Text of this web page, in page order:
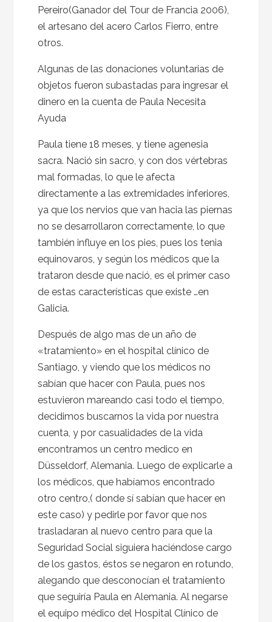
Pereiro(Ganador del Tour de Francia 2006),
el artesano del acero Carlos Fierro, entre
otros.
Algunas de las donaciones voluntarias de
objetos fueron subastadas para ingresar el
dinero en la cuenta de Paula Necesita
Ayuda
Paula tiene 18 meses, y tiene agenesia
sacra. Nació sin sacro, y con dos vértebras
mal formadas, lo que le afecta
directamente a las extremidades inferiores,
ya que los nervios que van hacia las piernas
no se desarrollaron correctamente, lo que
también influye en los pies, pues los tenia
equinovaros, y según los médicos que la
trataron desde que nació, es el primer caso
de estas características que existe …en
Galicia.
Después de algo mas de un año de
«tratamiento» en el hospital clínico de
Santiago, y viendo que los médicos no
sabían que hacer con Paula, pues nos
estuvieron mareando casi todo el tiempo,
decidimos buscarnos la vida por nuestra
cuenta, y por casualidades de la vida
encontramos un centro medico en
Düsseldorf, Alemania. Luego de explicarle a
los médicos, que habíamos encontrado
otro centro,( donde sí sabían que hacer en
este caso) y pedirle por favor que nos
trasladaran al nuevo centro para que la
Seguridad Social siguiera haciéndose cargo
de los gastos, éstos se negaron en rotundo,
alegando que desconocían el tratamiento
que seguiría Paula en Alemania. Al negarse
el equipo médico del Hospital Clínico de